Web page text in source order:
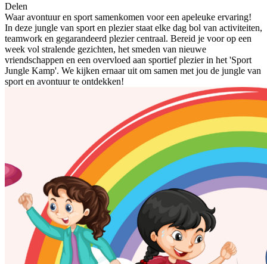
Delen
Waar avontuur en sport samenkomen voor een apeleuke ervaring!
In deze jungle van sport en plezier staat elke dag bol van activiteiten,
teamwork en gegarandeerd plezier centraal. Bereid je voor op een
week vol stralende gezichten, het smeden van nieuwe
vriendschappen en een overvloed aan sportief plezier in het 'Sport
Jungle Kamp'. We kijken ernaar uit om samen met jou de jungle van
sport en avontuur te ontdekken!